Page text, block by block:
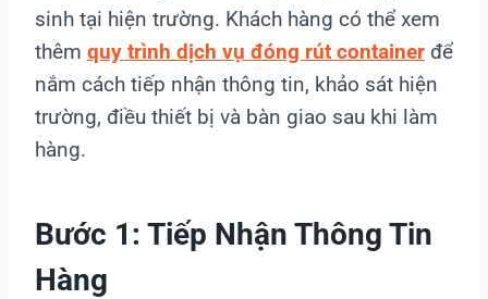
sinh tại hiện trường. Khách hàng có thể xem
thêm quy trình dịch vụ đóng rút container để
nắm cách tiếp nhận thông tin, khảo sát hiện
trường, điều thiết bị và bàn giao sau khi làm
hàng.
Bước 1: Tiếp Nhận Thông Tin
Hàng